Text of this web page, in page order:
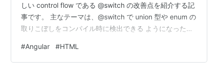
しい control flow である @switch の改善点を紹介する記
事です。 主なテーマは、@switch で union 型や enum の
取りこぼしをコンパイル時に検出できる ようになった点
in-progress / resolved / closed があり、テンプレート側
で @switch を使ってステータス表示を切り替えていま
#Angular #HTML